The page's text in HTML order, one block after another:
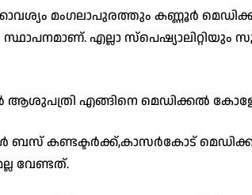
മംഗലാപുരത്തും കണ്ണൂർ
എല്ലാ സ്പെഷ്യാലിറ്റിയും
ആശുപത്രി എങ്ങിനെ മെഡിക്കൽ
ബസ് കണ്ടക്ടർക്ക്,കാസർകോട്
വേണ്ടത്.